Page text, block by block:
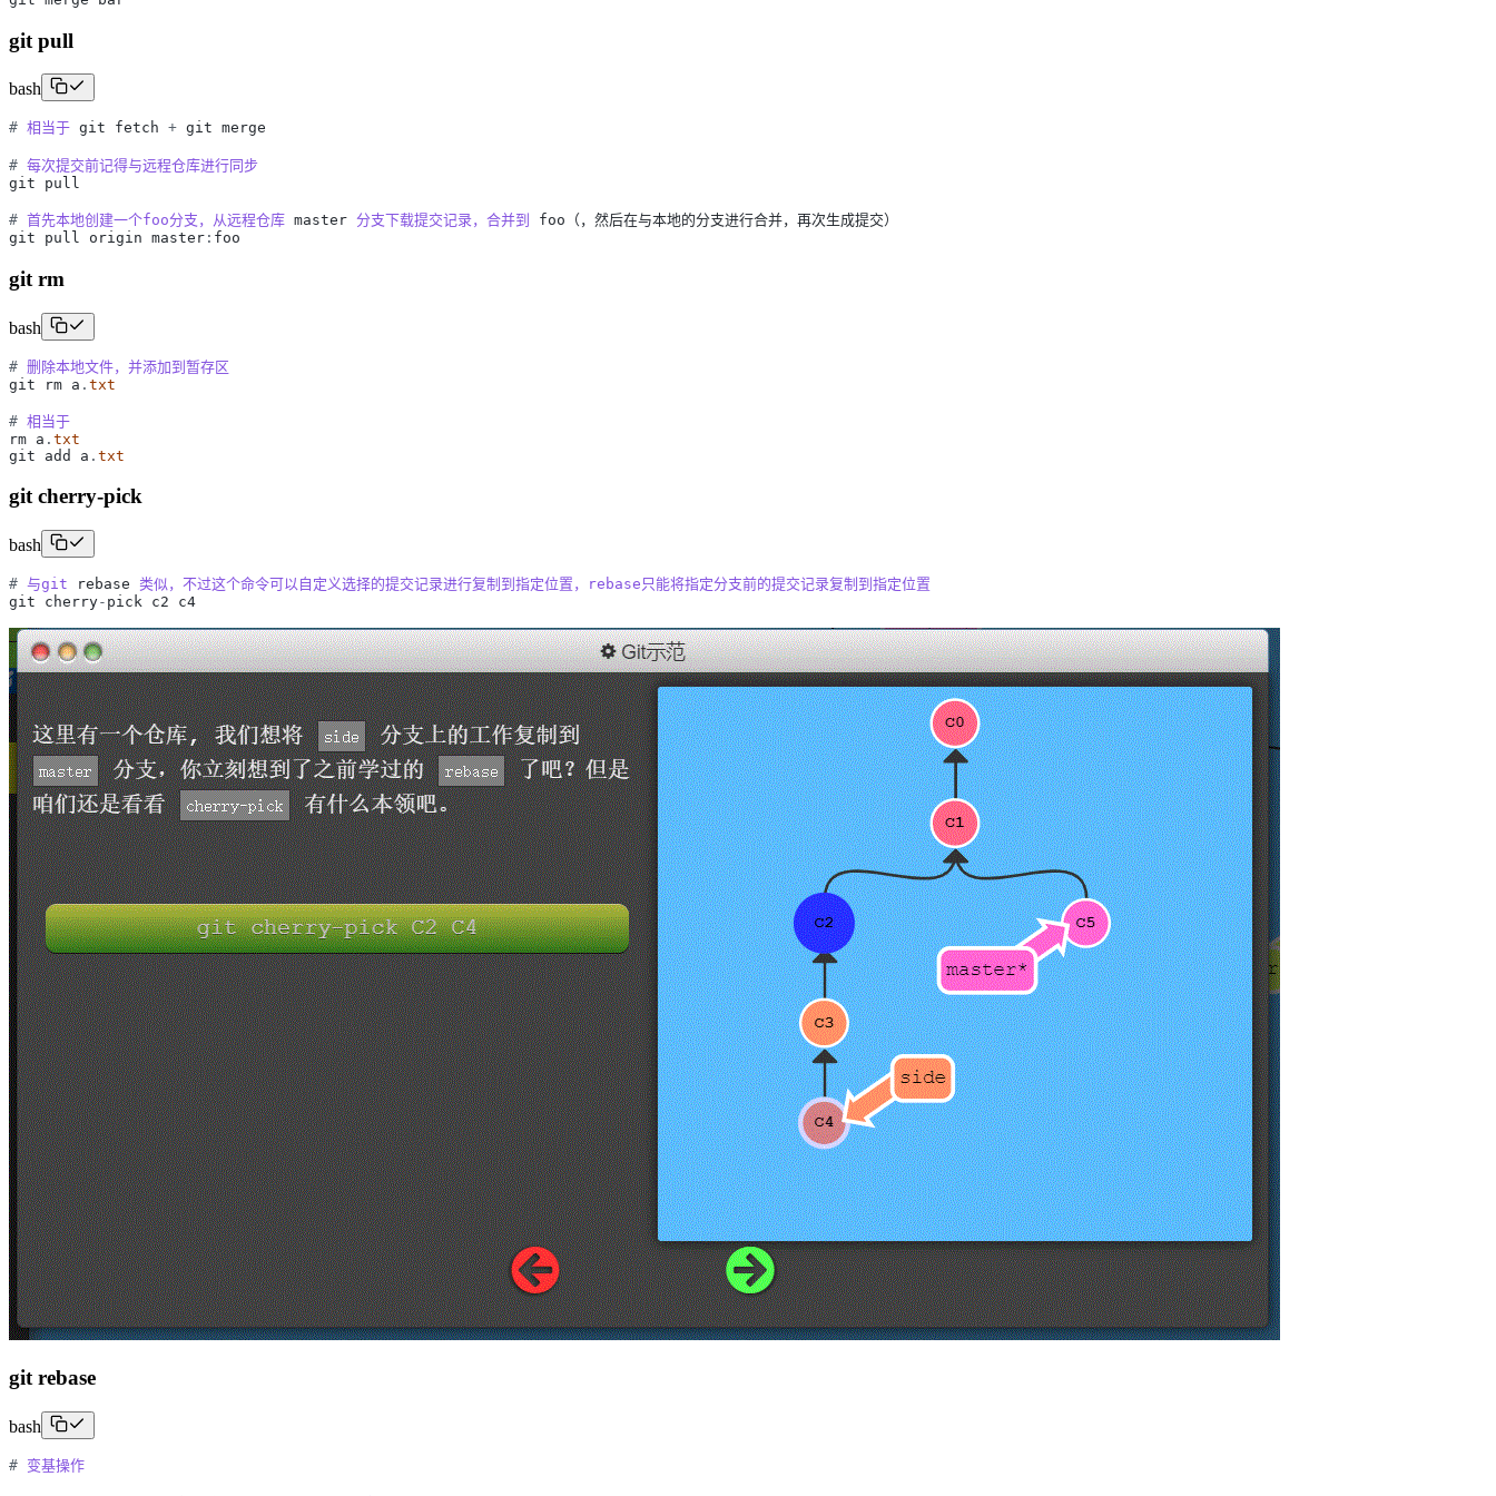
git pull
bash
# 相当于 git fetch + git merge
# 每次提交前记得与远程仓库进行同步
git
pull
# 首先本地创建一个foo分支，从远程仓库 master 分支下载提交记录，合并到
foo（，然后在与本地的分支进行合并，再次生成提交）
git
pull origin master : foo
git rm
bash
# 删除本地文件，并添加到暂存区
git
rm a . txt
# 相当于
rm a . txt
git
add a . txt
git cherry-pick
bash
# 与git rebase
类似，不过这个命令可以自定义选择的提交记录进行复制到指定位置，rebase只能将指定分支前的提交记录复制到指定位置
git
cherry- pick c2 c4
git rebase
bash
# 变基操作